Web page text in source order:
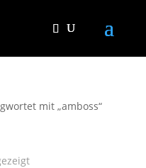
mit „amboss“